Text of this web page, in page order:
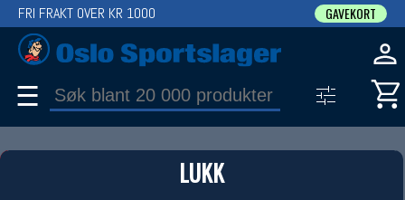
LUKK
FRI FRAKT OVER KR 1000 GAVEKORT
☰
PRODUKT
Produkter (1)